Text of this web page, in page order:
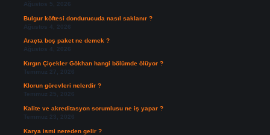
Ağustos 5, 2026
Bulgur köftesi dondurucuda nasıl saklanır ?
Ağustos 4, 2026
Araçta boş paket ne demek ?
Ağustos 4, 2026
Kırgın Çiçekler Gökhan hangi bölümde ölüyor ?
Temmuz 27, 2026
Klorun görevleri nelerdir ?
Temmuz 25, 2026
Kalite ve akreditasyon sorumlusu ne iş yapar ?
Temmuz 23, 2026
Karya ismi nereden gelir ?